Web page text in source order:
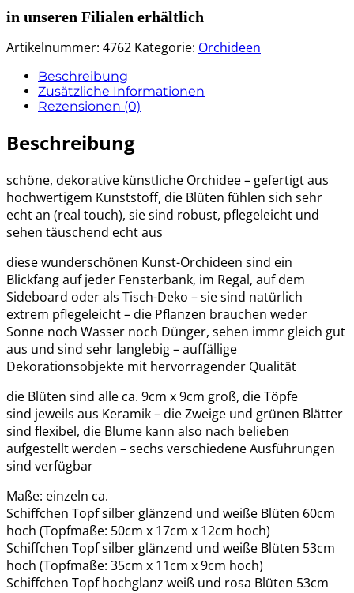
in unseren Filialen erhältlich
Artikelnummer: 4762 Kategorie: Orchideen
Beschreibung
Zusätzliche Informationen
Rezensionen (0)
Beschreibung
schöne, dekorative künstliche Orchidee – gefertigt aus
hochwertigem Kunststoff, die Blüten fühlen sich sehr
echt an (real touch), sie sind robust, pflegeleicht und
sehen täuschend echt aus
diese wunderschönen Kunst-Orchideen sind ein
Blickfang auf jeder Fensterbank, im Regal, auf dem
Sideboard oder als Tisch-Deko – sie sind natürlich
extrem pflegeleicht – die Pflanzen brauchen weder
Sonne noch Wasser noch Dünger, sehen immr gleich gut
aus und sind sehr langlebig – auffällige
Dekorationsobjekte mit hervorragender Qualität
die Blüten sind alle ca. 9cm x 9cm groß, die Töpfe
sind jeweils aus Keramik – die Zweige und grünen Blätter
sind flexibel, die Blume kann also nach belieben
aufgestellt werden – sechs verschiedene Ausführungen
sind verfügbar
Maße: einzeln ca.
Schiffchen Topf silber glänzend und weiße Blüten 60cm
hoch (Topfmaße: 50cm x 17cm x 12cm hoch)
Schiffchen Topf silber glänzend und weiße Blüten 53cm
hoch (Topfmaße: 35cm x 11cm x 9cm hoch)
Schiffchen Topf hochglanz weiß und rosa Blüten 53cm